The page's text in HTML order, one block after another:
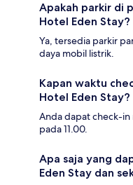
Apakah parkir di
Hotel Eden Stay?
Ya, tersedia parkir
daya mobil listrik.
Kapan waktu
Hotel Eden Stay?
Anda dapat check-in
pada 11.00.
Apa saja yang
Eden Stay dan